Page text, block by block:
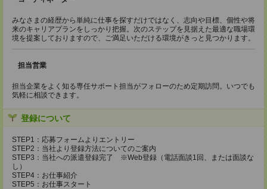
みなさまの経歴から単純に仕事を探すだけではなく、志向や目標、個性や将
来のキャリアプランをしっかり把握。次のステップを見据えた最適な職場環
境を提案しておりますので、ご満足いただける環境がきっと見つかります。
担当営業
担当企業をよく知る専任サポート担当がフォローのため定期訪問。いつでも
気軽に相談できます。
登録について
STEP1：応募フォームよりエントリー
STEP2：当社より登録方法についてのご案内
STEP3：当社への派遣登録完了 ※Web登録（電話面談1回、または面談な
し）
STEP4：お仕事紹介
STEP5：お仕事スタート